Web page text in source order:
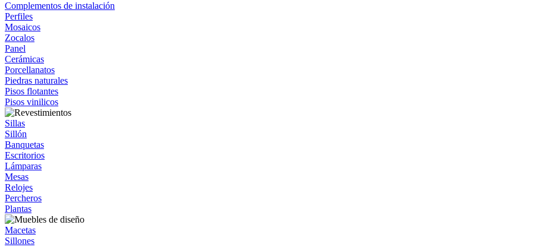
Complementos de instalación
Perfiles
Mosaicos
Zocalos
Panel
Cerámicas
Porcellanatos
Piedras naturales
Pisos flotantes
Pisos vinilicos
Sillas
Sillón
Banquetas
Escritorios
Lámparas
Mesas
Relojes
Percheros
Plantas
Macetas
Sillones